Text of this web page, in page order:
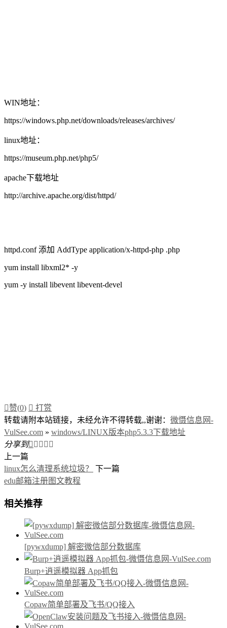
WIN地址：
https://windows.php.net/downloads/releases/archives/
linux地址：
https://museum.php.net/php5/
apache下载地址
http://archive.apache.org/dist/httpd/
httpd.conf 添加 AddType application/x-httpd-php .php
yum install libxml2* -y
yum -y install libevent libevent-devel
赞(0)  打赏
转载请附本站链接，未经允许不得转载,,谢谢： 微慑信息网-
VulSee.com » windows/LINUX版本php5.3.3下载地址
分享到    
上一篇
linux怎么清理系统垃圾？
下一篇
edu邮箱注册图文教程
相关推荐
[pywxdump] 解密微信部分数据库
Burp+逍遥模拟器 App抓包
Copaw简单部署及飞书/QQ接入